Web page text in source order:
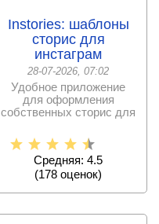
Instories: шаблоны
сторис для
инстаграм
28-07-2026, 07:02
Удобное приложение
для оформления
собственных сторис для
множеством
Средняя: 4.5
(178 оценок)